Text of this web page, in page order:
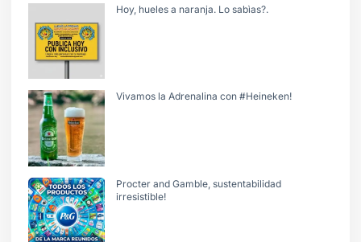
Hoy, hueles a naranja. Lo sabìas?.
Vivamos la Adrenalina con #Heineken!
Procter and Gamble, sustentabilidad
irresistible!